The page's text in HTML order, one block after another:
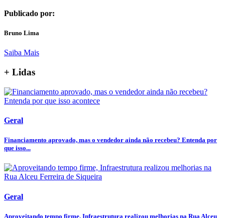
Publicado por:
Bruno Lima
Saiba Mais
+ Lidas
Geral
Financiamento aprovado, mas o vendedor ainda não recebeu? Entenda por
que isso...
Geral
Aproveitando tempo firme, Infraestrutura realizou melhorias na Rua Alceu